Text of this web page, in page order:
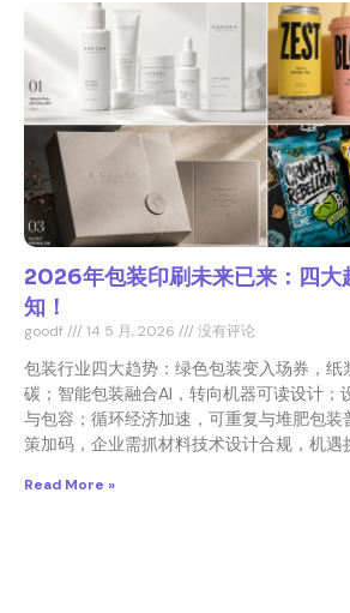
2026年包装印刷未来已来：四大
知！
goodf 14 5 月, 2026 没有评论
包装行业四大趋势：绿色包装变入场券，纸
碳；智能包装融合AI，转向机器可读设计；
与包容；循环经济加速，可重复与堆肥包装
策加码，企业需抓材料技术设计合规，机遇
Read More »